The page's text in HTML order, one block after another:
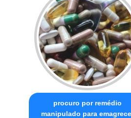
procuro por remédio
manipulado para